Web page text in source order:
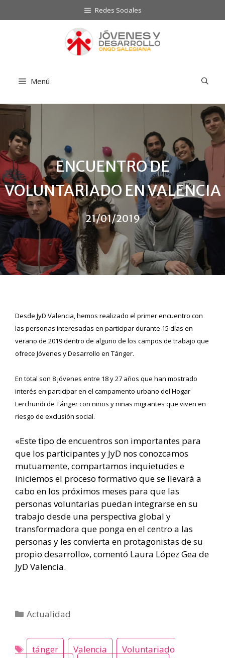
al
Redes Sociales
Menú
ENCUENTRO DE
VOLUNTARIADO EN VALENCIA
21/01/2019
Desde JyD Valencia, hemos realizado el primer encuentro con
las personas interesadas en participar durante 15 días en
verano de 2019 dentro de alguno de los campos de trabajo que
ofrece Jóvenes y Desarrollo en Tánger.
En total son 8 jóvenes entre 18 y 27 años que han mostrado
interés en participar en el campamento urbano del Hogar
Lerchundi de Tánger con niños y niñas migrantes que viven en
riesgo de exclusión social.
«Este tipo de encuentros son importantes para
que los participantes y JyD nos conozcamos
mutuamente, compartamos inquietudes e
iniciemos el proceso formativo que se llevará a
cabo en los próximos meses para que las
personas voluntarias puedan integrarse en su
trabajo desde una perspectiva global y
transformadora que ponga en el centro a las
personas y les convierta en protagonistas de su
propio desarrollo», comentó Laura López Gea de
JyD Valencia.
Categorías
Actualidad
tánger Valencia
Voluntariado